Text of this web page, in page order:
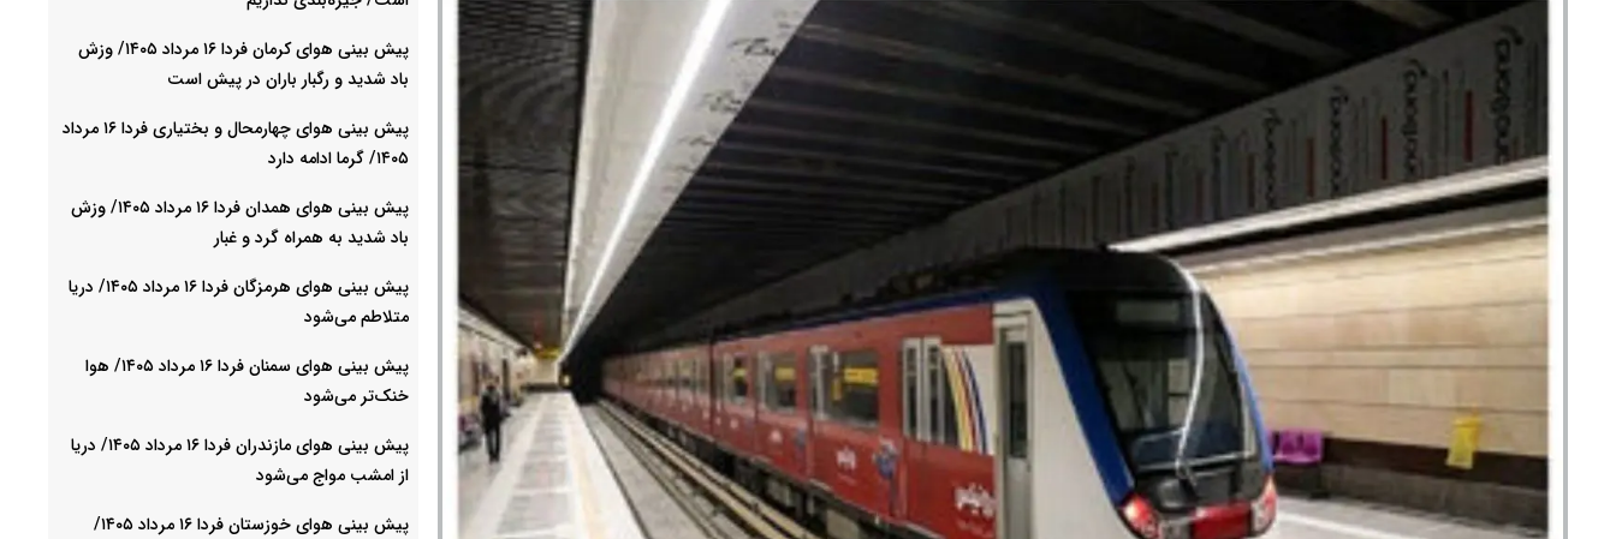
پیش بینی هوای کرمان فردا ۱۶ مرداد ۱۴۰۵/ وزش
باد شدید و رگبار باران در پیش است
پیش بینی هوای چهارمحال و بختیاری فردا ۱۶ مرداد
۱۴۰۵/ گرما ادامه دارد
پیش بینی هوای همدان فردا ۱۶ مرداد ۱۴۰۵/ وزش
باد شدید به همراه گرد و غبار
پیش بینی هوای هرمزگان فردا ۱۶ مرداد ۱۴۰۵/ دریا
متلاطم می‌شود
پیش بینی هوای سمنان فردا ۱۶ مرداد ۱۴۰۵/ هوا
خنک‌تر می‌شود
پیش بینی هوای مازندران فردا ۱۶ مرداد ۱۴۰۵/ دریا
از امشب مواج می‌شود
پیش بینی هوای خوزستان فردا ۱۶ مرداد ۱۴۰۵/